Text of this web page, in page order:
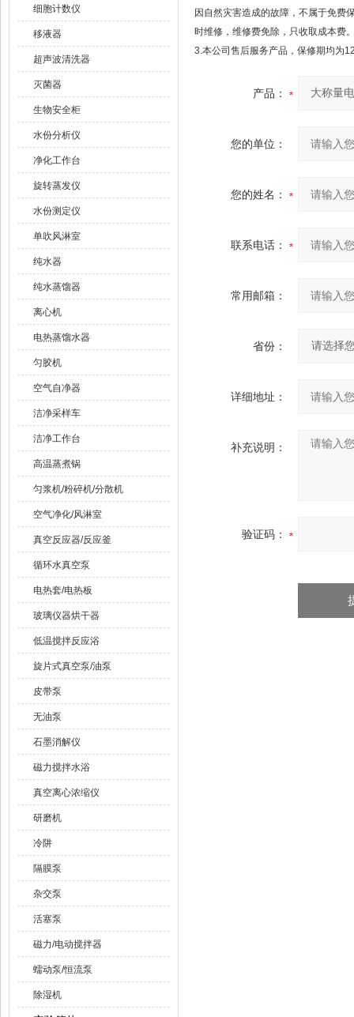
细胞计数仪
移液器
超声波清洗器
灭菌器
生物安全柜
水份分析仪
净化工作台
旋转蒸发仪
水份测定仪
单吹风淋室
纯水器
纯水蒸馏器
离心机
电热蒸馏水器
匀胶机
空气自净器
洁净采样车
洁净工作台
高温蒸煮锅
匀浆机/粉碎机/分散机
空气净化/风淋室
真空反应器/反应釜
循环水真空泵
电热套/电热板
玻璃仪器烘干器
低温搅拌反应浴
旋片式真空泵/油泵
皮带泵
无油泵
石墨消解仪
磁力搅拌水浴
真空离心浓缩仪
研磨机
冷阱
隔膜泵
杂交泵
活塞泵
磁力/电动搅拌器
蠕动泵/恒流泵
除湿机
因自然灾害造成的故障，不属于免费
时维修，维修费免除，只收取成本费
3.本公司售后服务产品，保修期均为
产品：
您的单位：
您的姓名：
联系电话：
常用邮箱：
省份：
详细地址：
补充说明：
验证码：